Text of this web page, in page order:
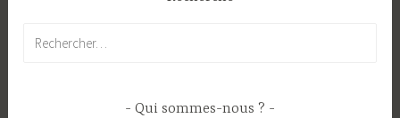
Qui sommes-nous ?